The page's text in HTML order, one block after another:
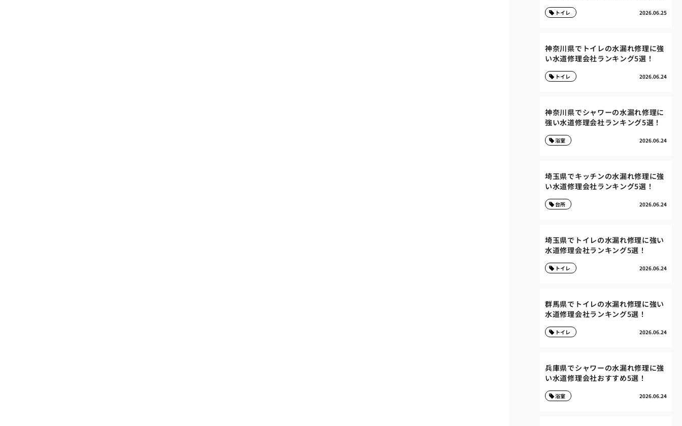
2026.06.25
トイレ
神奈川県でトイレの水漏れ修理に強
い水道修理会社ランキング5選！
2026.06.24
トイレ
神奈川県でシャワーの水漏れ修理に
強い水道修理会社ランキング5選！
2026.06.24
浴室
埼玉県でキッチンの水漏れ修理に強
い水道修理会社ランキング5選！
2026.06.24
台所
埼玉県でトイレの水漏れ修理に強い
水道修理会社ランキング5選！
2026.06.24
トイレ
群馬県でトイレの水漏れ修理に強い
水道修理会社ランキング5選！
2026.06.24
トイレ
兵庫県でシャワーの水漏れ修理に強
い水道修理会社おすすめ5選！
2026.06.24
浴室